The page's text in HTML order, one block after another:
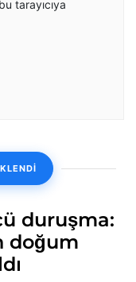
tarayıcıya
duruşma:
doğum